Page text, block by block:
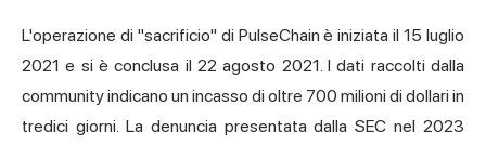
L'operazione di "sacrificio" di PulseChain è iniziata il 15 luglio
2021 e si è conclusa il 22 agosto 2021. I dati raccolti dalla
community indicano un incasso di oltre 700 milioni di dollari in
tredici giorni. La denuncia presentata dalla SEC nel 2023